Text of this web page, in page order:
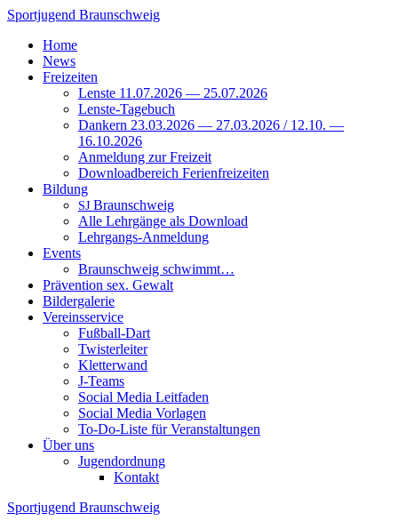
Zum
springen
Sportjugend Braunschweig
Home
News
Freizeiten
Lenste 11.07.2026 — 25.07.2026
Lenste-Tagebuch
Dankern 23.03.2026 — 27.03.2026 / 12.10. —
16.10.2026
Anmeldung zur Freizeit
Downloadbereich Ferienfreizeiten
Bildung
SJ Braunschweig
Alle Lehrgänge als Download
Lehrgangs-Anmeldung
Events
Braunschweig schwimmt…
Prävention sex. Gewalt
Bildergalerie
Vereinsservice
Fußball-Dart
Twisterleiter
Kletterwand
J‑Teams
Social Media Leitfaden
Social Media Vorlagen
To-Do-Liste für Veranstaltungen
Über uns
Jugendordnung
Kontakt
Sportjugend Braunschweig